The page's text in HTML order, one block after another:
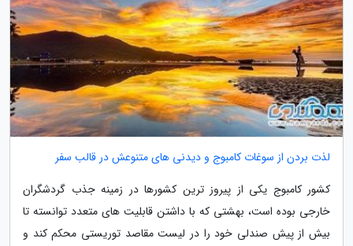
لذت بردن از سوغات کامبوج و دیدنی های متنوعش در قالب سفر
کشور کامبوج یکی از پیروز ترین کشورها در زمینه جذب گردشگران
خارجی بوده است، بهشتی که با داشتن قابلیت های متعدد توانسته تا
بیش از پیش صندلی خود را در لیست مقاصد توریستی محکم کند و